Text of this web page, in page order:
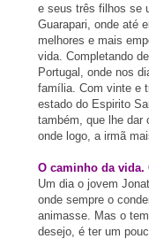
e seus três filhos se
Guarapari, onde até
melhores e mais
vida. Completando
Portugal, onde nos
família. Com vinte e
estado do Espirito
também, que lhe dar
onde logo, a irmã
O caminho da vida.
Um dia o jovem
onde sempre o
animasse. Mas o
desejo, é ter um